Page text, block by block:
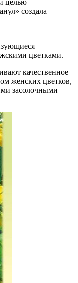
создала
цветками.
качественное
женских цветков,
засолочными